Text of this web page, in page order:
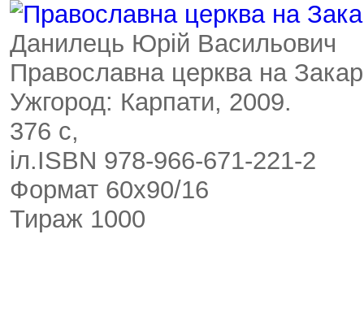
Данилець Юрій Васильович
Православна церква на
Ужгород: Карпати, 2009.
376 с,
іл.ISBN 978-966-671-221-2
Формат 60x90/16
Тираж 1000